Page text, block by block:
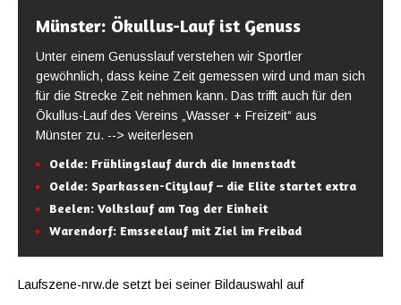
Münster: Ökullus-Lauf ist Genuss
Unter einem Genusslauf verstehen wir Sportler
gewöhnlich, dass keine Zeit gemessen wird und man sich
für die Strecke Zeit nehmen kann. Das trifft auch für den
Ökullus-Lauf des Vereins „Wasser + Freizeit“ aus
Münster zu. --> weiterlesen
Oelde: Frühlingslauf durch die Innenstadt
Oelde: Sparkassen-Citylauf – die Elite startet extra
Beelen: Volkslauf am Tag der Einheit
Warendorf: Emsseelauf mit Ziel im Freibad
Laufszene-nrw.de setzt bei seiner Bildauswahl auf